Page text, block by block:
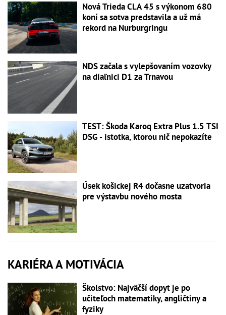
Nová Trieda CLA 45 s výkonom 680
koní sa sotva predstavila a už má
rekord na Nurburgringu
NDS začala s vylepšovaním vozovky
na diaľnici D1 za Trnavou
TEST: Škoda Karoq Extra Plus 1.5 TSI
DSG - istotka, ktorou nič nepokazíte
Úsek košickej R4 dočasne uzatvoria
pre výstavbu nového mosta
KARIÉRA A MOTIVÁCIA
Školstvo: Najväčší dopyt je po
učiteľoch matematiky, angličtiny a
fyziky